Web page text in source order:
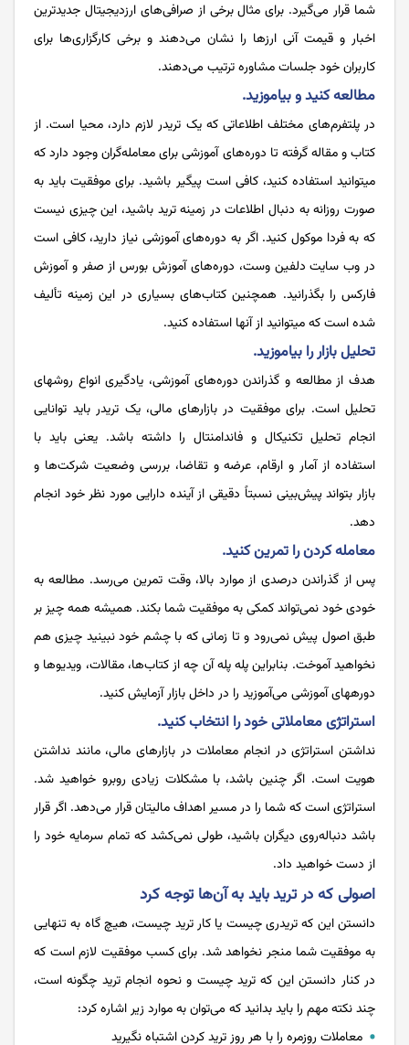
شما قرار می‌‌‌‌‌‌‌‌‌‌‌‌‌‌گیرد. برای مثال برخی از صرافی‌‌‌‌‌‌‌‌‌‌‌‌‌‌های ارزدیجیتال جدیدترین
اخبار و قیمت آنی ارزها را نشان می‌‌‌‌‌‌‌‌‌‌‌‌‌‌دهند و برخی کارگزاری‌‌‌‌‌‌‌‌‌‌‌‌‌‌ها برای
کاربران خود جلسات مشاوره ترتیب می‌‌‌‌‌‌‌‌‌‌‌‌‌‌دهند.
مطالعه کنید و بیاموزید.
در پلتفرم‌‌‌‌‌‌‌‌‌‌‌‌‌‌های مختلف اطلاعاتی که یک تریدر لازم دارد، محیا است. از
کتاب و مقاله گرفته تا دوره‌‌‌‌‌‌‌‌‌‌‌‌‌‌های آموزشی برای معامله‌‌‌‌‌‌‌‌‌‌‌‌‌‌گران وجود دارد که
می­توانید استفاده کنید، کافی است پیگیر باشید. برای موفقیت باید به
صورت روزانه به دنبال اطلاعات در زمینه ترید باشید، این چیزی نیست
که به فردا موکول کنید. اگر به دوره‌‌‌‌‌‌‌‌‌‌‌‌‌‌های آموزشی نیاز دارید، کافی است
در وب‌‌‌‌‌‌‌‌‌‌‌‌‌‌ سایت دلفین وست، دوره‌‌‌‌‌‌‌‌‌‌‌‌‌‌های آموزش بورس از صفر و آموزش
فارکس را بگذرانید. همچنین کتاب‌‌‌‌‌‌‌‌‌‌‌‌‌‌های بسیاری در این زمینه تألیف
شده است که می­توانید از آن­ها استفاده کنید.
تحلیل بازار را بیاموزید.
هدف از مطالعه و گذراندن دوره‌‌‌‌‌‌‌‌‌‌‌‌‌‌های آموزشی، یادگیری انواع روش­های
تحلیل است. برای موفقیت در بازارهای مالی، یک تریدر باید توانایی
انجام تحلیل تکنیکال و فاندامنتال را داشته باشد. یعنی باید با
استفاده از آمار و ارقام، عرضه و تقاضا، بررسی وضعیت شرکت‌‌‌‌‌‌‌‌‌‌‌‌‌‌ها و
بازار بتواند پیش‌‌‌‌‌‌‌‌‌‌‌‌‌‌بینی نسبتاً دقیقی از آینده دارایی مورد نظر خود انجام
دهد.
معامله کردن را تمرین کنید.
پس از گذراندن درصدی از موارد بالا، وقت تمرین می‌‌‌‌‌‌‌‌‌‌‌‌‌‌رسد. مطالعه به
خودی خود نمی‌‌‌‌‌‌‌‌‌‌‌‌‌‌تواند کمکی به موفقیت شما بکند. همیشه همه‌‌‌‌‌‌‌‌‌‌‌‌‌‌ چیز بر
طبق اصول پیش نمی‌‌‌‌‌‌‌‌‌‌‌‌‌‌رود و تا زمانی که با چشم خود نبینید چیزی هم
نخواهید آموخت. بنابراین پله پله آن چه از کتاب‌‌‌‌‌‌‌‌‌‌‌‌‌‌ها، مقالات، ویدیوها و
دوره­های آموزشی می‌‌‌‌‌‌‌‌‌‌‌‌‌‌آموزید را در داخل بازار آزمایش کنید.
استراتژی معاملاتی خود را انتخاب کنید.
نداشتن استراتژی در انجام معاملات در بازارهای مالی، مانند نداشتن
هویت است. اگر چنین باشد، با مشکلات زیادی روبرو خواهید شد.
استراتژی است که شما را در مسیر اهداف مالیتان قرار می‌‌‌‌‌‌‌‌‌‌‌‌‌‌دهد. اگر قرار
باشد دنباله‌‌‌‌‌‌‌‌‌‌‌‌‌‌روی دیگران باشید، طولی نمی‌‌‌‌‌‌‌‌‌‌‌‌‌‌کشد که تمام سرمایه خود را
از دست خواهید داد.
اصولی که در ترید باید به آن‌ها توجه کرد
دانستن این که تریدری چیست یا کار ترید چیست، هیچ گاه به تنهایی
به موفقیت شما منجر نخواهد شد. برای کسب موفقیت لازم است که
در کنار دانستن این که ترید چیست و نحوه انجام ترید چگونه است،
چند نکته مهم را باید بدانید که می‌توان به موارد زیر اشاره کرد:
معاملات روزمره را با هر روز ترید کردن اشتباه نگیرید